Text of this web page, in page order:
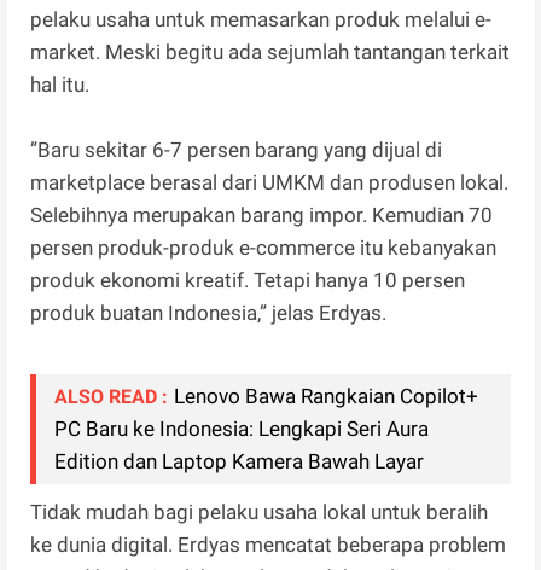
pelaku usaha untuk memasarkan produk melalui e-
market. Meski begitu ada sejumlah tantangan terkait
hal itu.
”Baru sekitar 6-7 persen barang yang dijual di
marketplace berasal dari UMKM dan produsen lokal.
Selebihnya merupakan barang impor. Kemudian 70
persen produk-produk e-commerce itu kebanyakan
produk ekonomi kreatif. Tetapi hanya 10 persen
produk buatan Indonesia,” jelas Erdyas.
ALSO READ : Lenovo Bawa Rangkaian Copilot+
PC Baru ke Indonesia: Lengkapi Seri Aura
Edition dan Laptop Kamera Bawah Layar
Tidak mudah bagi pelaku usaha lokal untuk beralih
ke dunia digital. Erdyas mencatat beberapa problem